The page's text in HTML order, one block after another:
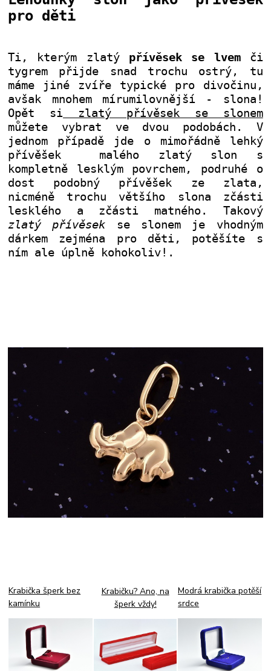
pro děti
Ti, kterým zlatý přívěsek se lvemči
tygrem přijde snad trochu ostrý, tu
máme jiné zvíře typické pro divočinu,
avšak mnohem mírumilovnější - slona!
Opět si zlatý přívěsek se slonem
můžete vybrat ve dvou podobách. V
jednom případě jde o mimořádně lehký
přívěšek malého zlatý slon s
kompletně lesklým povrchem, podruhé o
dost podobný přívěšek ze zlata,
nicméně trochu většího slona zčásti
lesklého a zčásti matného. Takový
zlatý přívěsek se slonem je vhodným
dárkem zejména pro děti, potěšíte s
ním ale úplně kohokoliv! .
Krabička šperk bez
kamínku
Krabičku? Ano, na
šperk vždy!
Modrá krabička potěší
srdce